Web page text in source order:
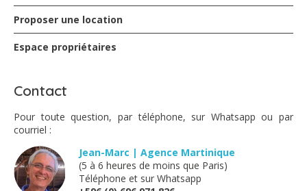
Vue extraordinaire
Très bon séjour avec accueil chaleureux .
A conseillez
Les Schmitz - mars 2015
Un endroit merveilleux pour un séjour paradisiaque.
dernier et nous souhaitons avant tout remercier la
propriétaire et son homme de confiance pour l'accueil
chaleureux et efficace ainsi qu'une organisation sans
Proposer une location
Espace propriétaires
Contact
Pour toute question, par téléphone, sur Whatsapp ou par
courriel :
Jean-Marc | Agence Martinique
(5 à 6 heures de moins que Paris)
Téléphone et sur Whatsapp